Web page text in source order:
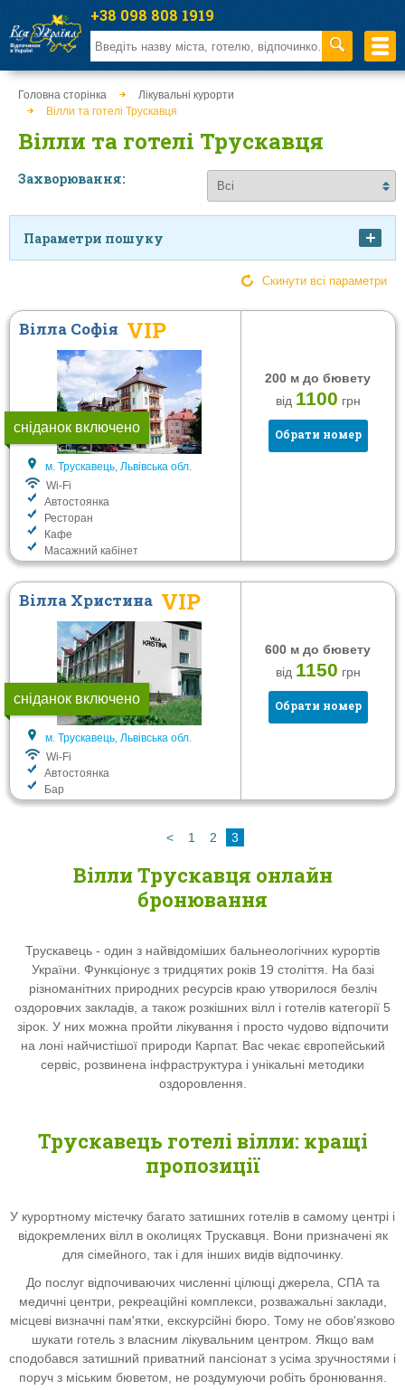
Головна сторінка
Лікувальні курорти
Вілли та готелі Трускавця
Вілли та готелі Трускавця
Захворювання:
Вілли Трускавця онлайн
бронювання
Трускавець - один з найвідоміших бальнеологічних курортів
України. Функціонує з тридцятих років 19 століття. На базі
різноманітних природних ресурсів краю утворилося безліч
оздоровчих закладів, а також розкішних вілл і готелів категорії 5
зірок. У них можна пройти лікування і просто чудово відпочити
на лоні найчистішої природи Карпат. Вас чекає європейський
сервіс, розвинена інфраструктура і унікальні методики
оздоровлення.
Трускавець готелі вілли: кращі
пропозиції
У курортному містечку багато затишних готелів в самому центрі і
відокремлених вілл в околицях Трускавця. Вони призначені як
для сімейного, так і для інших видів відпочинку.
До послуг відпочиваючих численні цілющі джерела, СПА та
медичні центри, рекреаційні комплекси, розважальні заклади,
місцеві визначні пам'ятки, екскурсійні бюро. Тому не обов'язково
шукати готель з власним лікувальним центром. Якщо вам
сподобався затишний приватний пансіонат з усіма зручностями і
поруч з міським бюветом, не роздумуючи робіть бронювання.
< 1 2 3
сніданок включено
Вілла Софія VIP
м. Трускавець, Львівська обл.
Wi-Fi
Автостоянка
Ресторан
Кафе
Масажний кабінет
200 м до бювету
від 1100 грн
Обрати номер
сніданок включено
Вілла Христина VIP
м. Трускавець, Львівська обл.
Wi-Fi
Автостоянка
Бар
600 м до бювету
від 1150 грн
Обрати номер
Параметри пошуку
від до
Тип закладу
Готель
Вілла
Харчування
Без харчування
Сніданок
Повний пансіон
Шведський стіл
Wi-Fi
Дитяча кімната
Автостоянка
Фільтрувати
Скинути всі параметри
+38 098 808 1919